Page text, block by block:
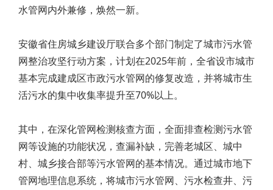
水管网内外兼修，焕然一新。
安徽省住房城乡建设厅联合多个部门制定了城市污水管
网整治攻坚行动方案，计划在2025年前，全省设市城市
基本完成建成区市政污水管网的修复改造，并将城市生
活污水的集中收集率提升至70%以上。
其中，在深化管网检测核查方面，全面排查检测污水管
网等设施的功能状况，查漏补缺，完善老城区、城中
村、城乡接合部等污水管网的基本情况。通过城市地下
管网地理信息系统，将城市污水管网、污水检查井、污